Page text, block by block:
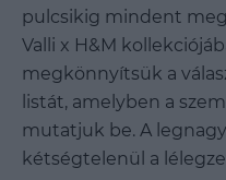
pulcsikig mindent
Valli x H&M
megkönnyítsük a
listát, amelyben a
mutatjuk be. A
kétségtelenül a